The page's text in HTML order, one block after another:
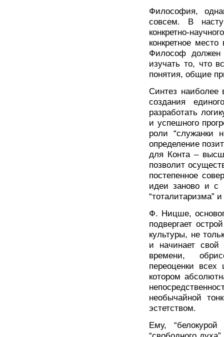
Философия,
совсем. В
конкретно-
конкретное
Философ должен
изучать то, что
понятия, общие
Синтез наиболее
создания
разработать
и успешного
роли “служанки
определение
для Конта –
позволит
постепенное
идеи заново и с
“тоталитаризма”
Ф. Ницше,
подвергает
культуры, не
и начинает свой
времени,
переоценки всех
котором
необычайной
эстетством.
Ему,